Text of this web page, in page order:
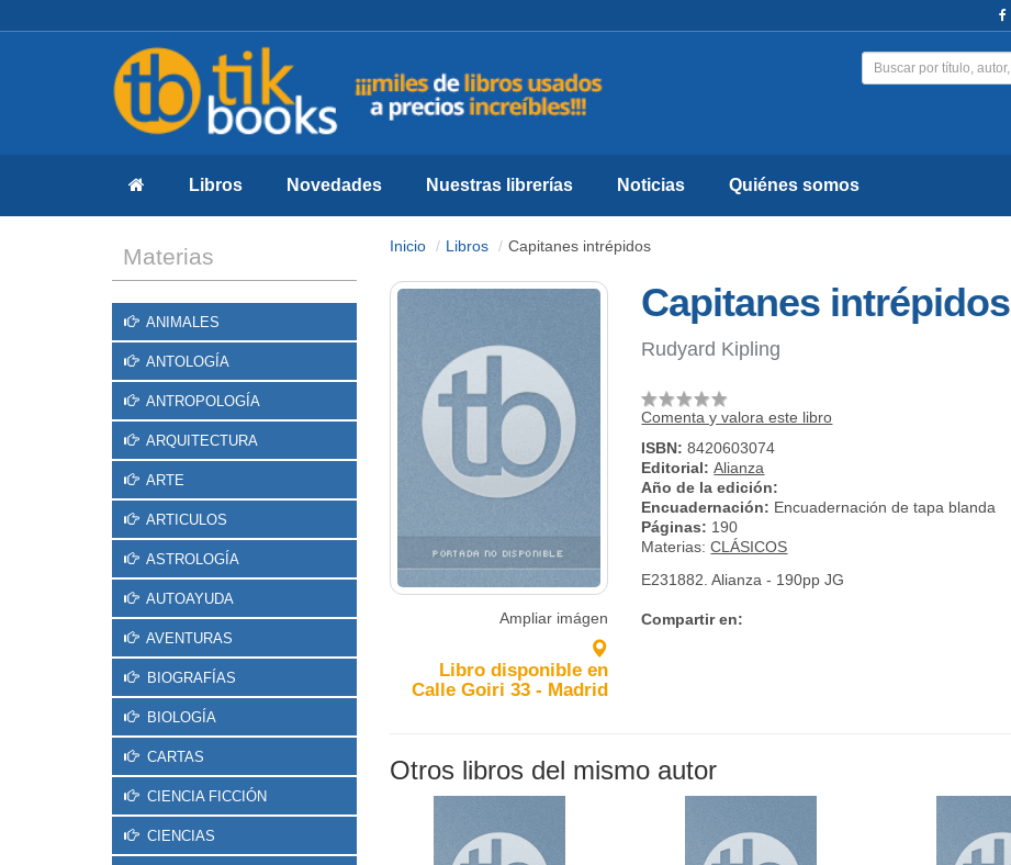
Libros Novedades Nuestras librerías Noticias Quiénes somos
Materias
ANIMALES
ANTOLOGÍA
ANTROPOLOGÍA
ARQUITECTURA
ARTE
ARTICULOS
ASTROLOGÍA
AUTOAYUDA
AVENTURAS
BIOGRAFÍAS
BIOLOGÍA
CARTAS
CIENCIA FICCIÓN
CIENCIAS
Inicio Libros Capitanes intrépidos
Ampliar imágen
Libro disponible en
Calle Goiri 33 - Madrid
Capitanes intrépidos
Rudyard Kipling
Comenta y valora este libro
ISBN:8420603074
Editorial:Alianza
Año de la edición:
Encuadernación: Encuadernación de tapa blanda
Páginas: 190
Materias:CLÁSICOS
E231882. Alianza - 190pp JG
Compartir en:
Otros libros del mismo autor